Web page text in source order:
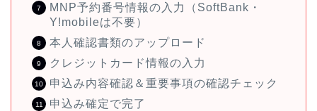
MNP予約番号情報の入力（SoftBank・
Y!mobileは不要）
本人確認書類のアップロード
クレジットカード情報の入力
申込み内容確認＆重要事項の確認チェック
申込み確定で完了